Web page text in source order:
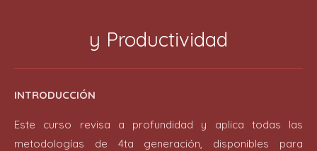
y Productividad
INTRODUCCIÓN
Este curso revisa a profundidad y aplica todas las
metodologías de 4ta generación, disponibles para